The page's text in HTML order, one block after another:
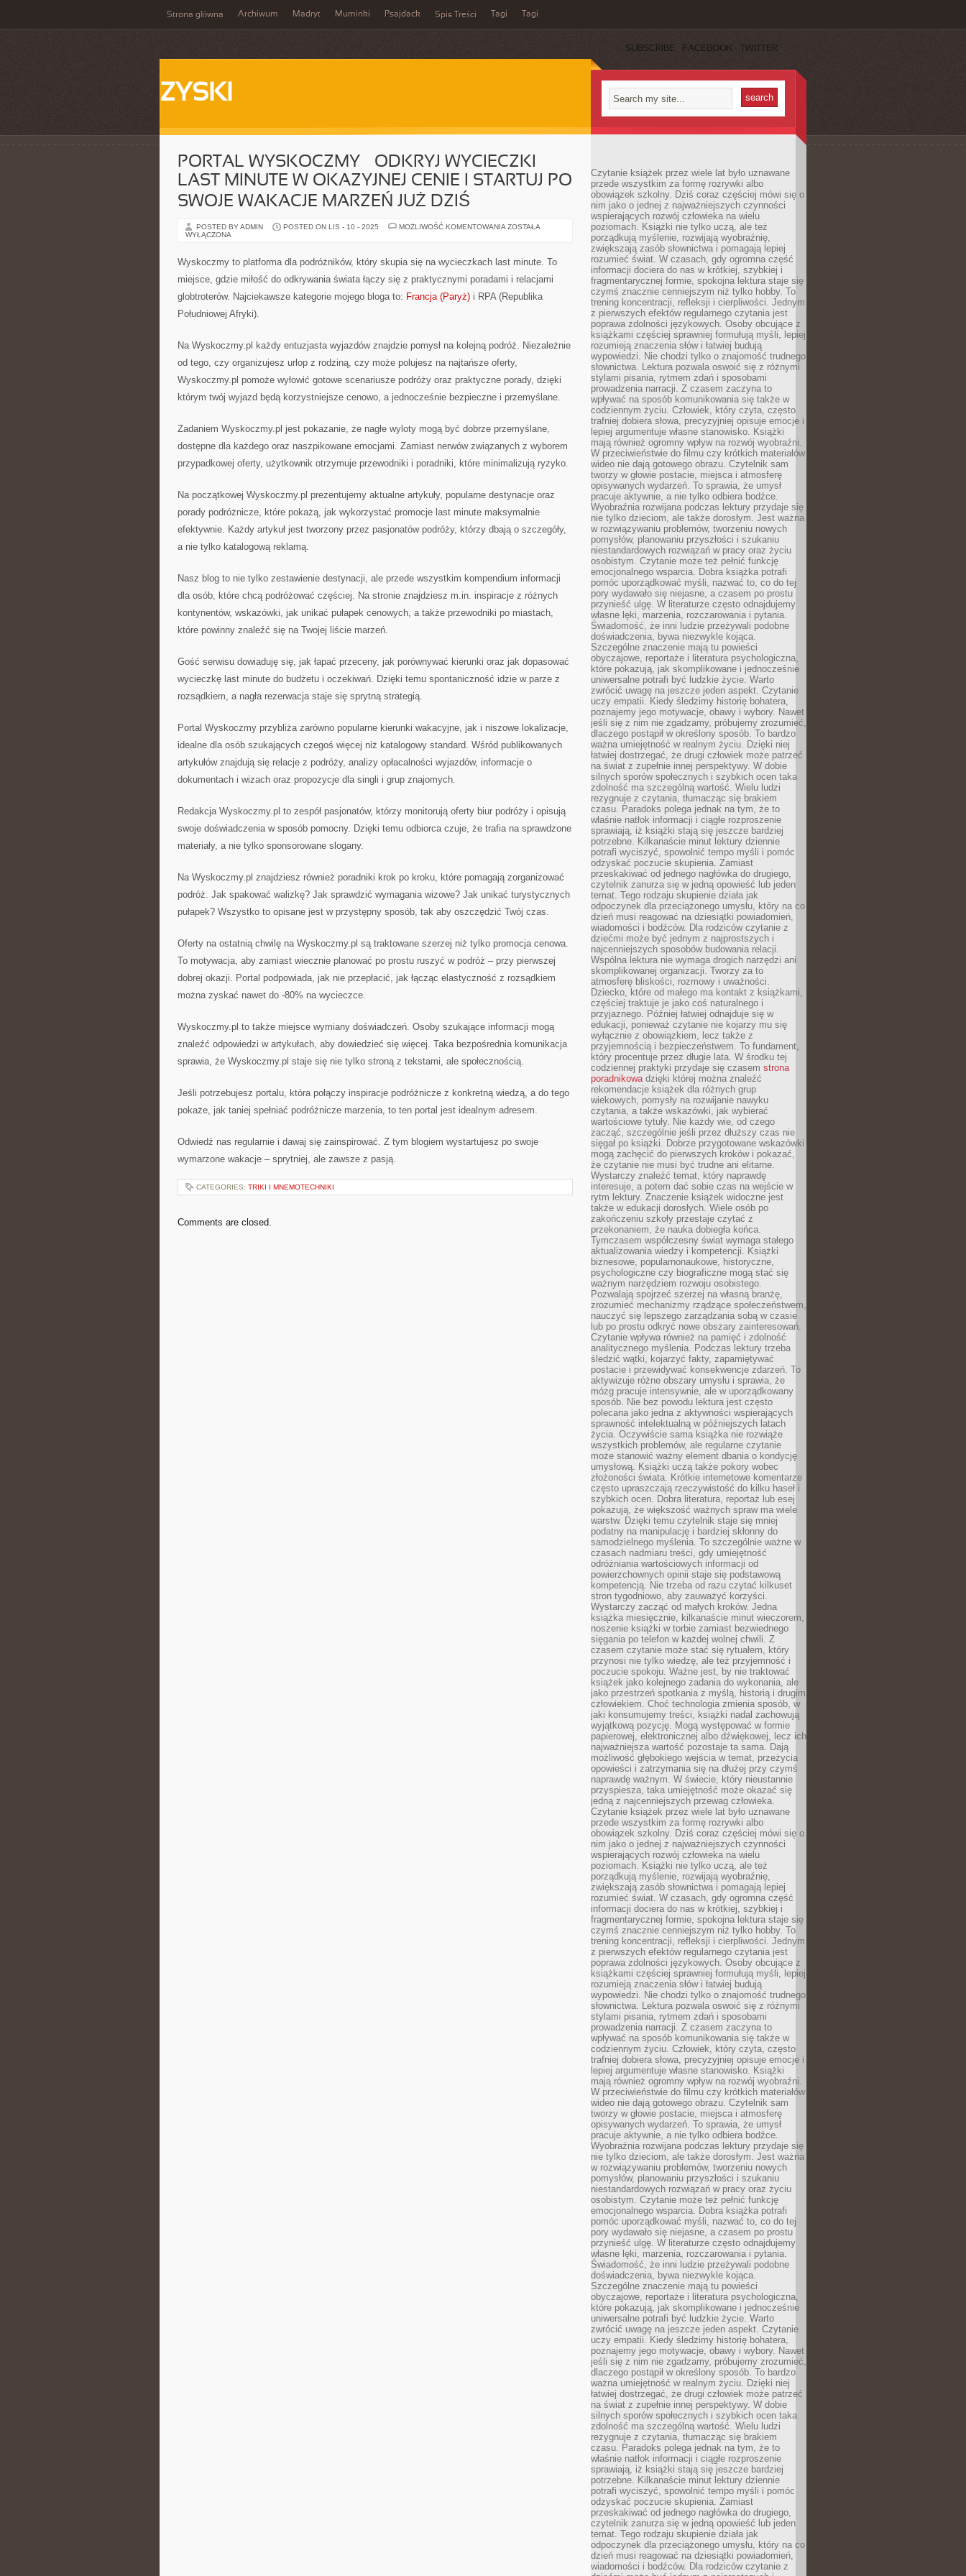
Strona główna Archiwum Madryt Muminki Psajdack Spis Treści Tagi Tagi
SUBSCRIBE FACEBOOK TWITTER
ZYSKI
PORTAL WYSKOCZMY – ODKRYJ WYCIECZKI
LAST MINUTE W OKAZYJNEJ CENIE I STARTUJ PO
SWOJE WAKACJE MARZEŃ JUŻ DZIŚ
POSTED BY ADMIN POSTED ON LIS - 10 - 2025 MOŻLIWOŚĆ KOMENTOWANIA PORTAL
WYCIECZKI
LAST
W
CENIE
MARZEŃ
DZIŚ
ZOSTAŁA
WYŁĄCZONA
Wyskoczmy to platforma dla podróżników, który skupia się na wycieczkach last minute. To
miejsce, gdzie miłość do odkrywania świata łączy się z praktycznymi poradami i relacjami
globtroterów. Najciekawsze kategorie mojego bloga to: Francja (Paryż) i RPA (Republika
Południowej Afryki).
Na Wyskoczmy.pl każdy entuzjasta wyjazdów znajdzie pomysł na kolejną podróż. Niezależnie
od tego, czy organizujesz urlop z rodziną, czy może polujesz na najtańsze oferty,
Wyskoczmy.pl pomoże wyłowić gotowe scenariusze podróży oraz praktyczne porady, dzięki
którym twój wyjazd będą korzystniejsze cenowo, a jednocześnie bezpieczne i przemyślane.
Zadaniem Wyskoczmy.pl jest pokazanie, że nagłe wyloty mogą być dobrze przemyślane,
dostępne dla każdego oraz naszpikowane emocjami. Zamiast nerwów związanych z wyborem
przypadkowej oferty, użytkownik otrzymuje przewodniki i poradniki, które minimalizują ryzyko.
Na początkowej Wyskoczmy.pl prezentujemy aktualne artykuły, popularne destynacje oraz
porady podróżnicze, które pokażą, jak wykorzystać promocje last minute maksymalnie
efektywnie. Każdy artykuł jest tworzony przez pasjonatów podróży, którzy dbają o szczegóły,
a nie tylko katalogową reklamą.
Nasz blog to nie tylko zestawienie destynacji, ale przede wszystkim kompendium informacji
dla osób, które chcą podróżować częściej. Na stronie znajdziesz m.in. inspiracje z różnych
kontynentów, wskazówki, jak unikać pułapek cenowych, a także przewodniki po miastach,
które powinny znaleźć się na Twojej liście marzeń.
Gość serwisu dowiaduję się, jak łapać przeceny, jak porównywać kierunki oraz jak dopasować
wycieczkę last minute do budżetu i oczekiwań. Dzięki temu spontaniczność idzie w parze z
rozsądkiem, a nagła rezerwacja staje się sprytną strategią.
Portal Wyskoczmy przybliża zarówno popularne kierunki wakacyjne, jak i niszowe lokalizacje,
idealne dla osób szukających czegoś więcej niż katalogowy standard. Wśród publikowanych
artykułów znajdują się relacje z podróży, analizy opłacalności wyjazdów, informacje o
dokumentach i wizach oraz propozycje dla singli i grup znajomych.
Redakcja Wyskoczmy.pl to zespół pasjonatów, którzy monitorują oferty biur podróży i opisują
swoje doświadczenia w sposób pomocny. Dzięki temu odbiorca czuje, że trafia na sprawdzone
materiały, a nie tylko sponsorowane slogany.
Na Wyskoczmy.pl znajdziesz również poradniki krok po kroku, które pomagają zorganizować
podróż. Jak spakować walizkę? Jak sprawdzić wymagania wizowe? Jak unikać turystycznych
pułapek? Wszystko to opisane jest w przystępny sposób, tak aby oszczędzić Twój czas.
Oferty na ostatnią chwilę na Wyskoczmy.pl są traktowane szerzej niż tylko promocja cenowa.
To motywacja, aby zamiast wiecznie planować po prostu ruszyć w podróż – przy pierwszej
dobrej okazji. Portal podpowiada, jak nie przepłacić, jak łącząc elastyczność z rozsądkiem
można zyskać nawet do -80% na wycieczce.
Wyskoczmy.pl to także miejsce wymiany doświadczeń. Osoby szukające informacji mogą
znaleźć odpowiedzi w artykułach, aby dowiedzieć się więcej. Taka bezpośrednia komunikacja
sprawia, że Wyskoczmy.pl staje się nie tylko stroną z tekstami, ale społecznością.
Jeśli potrzebujesz portalu, która połączy inspiracje podróżnicze z konkretną wiedzą, a do tego
pokaże, jak taniej spełniać podróżnicze marzenia, to ten portal jest idealnym adresem.
Odwiedź nas regularnie i dawaj się zainspirować. Z tym blogiem wystartujesz po swoje
wymarzone wakacje – sprytniej, ale zawsze z pasją.
CATEGORIES: TRIKI I MNEMOTECHNIKI
Comments are closed.
Czytanie książek przez wiele lat było uznawane
przede wszystkim za formę rozrywki albo
obowiązek szkolny. Dziś coraz częściej mówi się o
nim jako o jednej z najważniejszych czynności
wspierających rozwój człowieka na wielu
poziomach. Książki nie tylko uczą, ale też
porządkują myślenie, rozwijają wyobraźnię,
zwiększają zasób słownictwa i pomagają lepiej
rozumieć świat. W czasach, gdy ogromna część
informacji dociera do nas w krótkiej, szybkiej i
fragmentarycznej formie, spokojna lektura staje się
czymś znacznie cenniejszym niż tylko hobby. To
trening koncentracji, refleksji i cierpliwości. Jednym
z pierwszych efektów regularnego czytania jest
poprawa zdolności językowych. Osoby obcujące z
książkami częściej sprawniej formułują myśli, lepiej
rozumieją znaczenia słów i łatwiej budują
wypowiedzi. Nie chodzi tylko o znajomość trudnego
słownictwa. Lektura pozwala oswoić się z różnymi
stylami pisania, rytmem zdań i sposobami
prowadzenia narracji. Z czasem zaczyna to
wpływać na sposób komunikowania się także w
codziennym życiu. Człowiek, który czyta, często
trafniej dobiera słowa, precyzyjniej opisuje emocje i
lepiej argumentuje własne stanowisko. Książki
mają również ogromny wpływ na rozwój wyobraźni.
W przeciwieństwie do filmu czy krótkich materiałów
wideo nie dają gotowego obrazu. Czytelnik sam
tworzy w głowie postacie, miejsca i atmosferę
opisywanych wydarzeń. To sprawia, że umysł
pracuje aktywnie, a nie tylko odbiera bodźce.
Wyobraźnia rozwijana podczas lektury przydaje się
nie tylko dzieciom, ale także dorosłym. Jest ważna
w rozwiązywaniu problemów, tworzeniu nowych
pomysłów, planowaniu przyszłości i szukaniu
niestandardowych rozwiązań w pracy oraz życiu
osobistym. Czytanie może też pełnić funkcję
emocjonalnego wsparcia. Dobra książka potrafi
pomóc uporządkować myśli, nazwać to, co do tej
pory wydawało się niejasne, a czasem po prostu
przynieść ulgę. W literaturze często odnajdujemy
własne lęki, marzenia, rozczarowania i pytania.
Świadomość, że inni ludzie przeżywali podobne
doświadczenia, bywa niezwykle kojąca.
Szczególne znaczenie mają tu powieści
obyczajowe, reportaże i literatura psychologiczna,
które pokazują, jak skomplikowane i jednocześnie
uniwersalne potrafi być ludzkie życie. Warto
zwrócić uwagę na jeszcze jeden aspekt. Czytanie
uczy empatii. Kiedy śledzimy historię bohatera,
poznajemy jego motywacje, obawy i wybory. Nawet
jeśli się z nim nie zgadzamy, próbujemy zrozumieć,
dlaczego postąpił w określony sposób. To bardzo
ważna umiejętność w realnym życiu. Dzięki niej
łatwiej dostrzegać, że drugi człowiek może patrzeć
na świat z zupełnie innej perspektywy. W dobie
silnych sporów społecznych i szybkich ocen taka
zdolność ma szczególną wartość. Wielu ludzi
rezygnuje z czytania, tłumacząc się brakiem
czasu. Paradoks polega jednak na tym, że to
właśnie natłok informacji i ciągłe rozproszenie
sprawiają, iż książki stają się jeszcze bardziej
potrzebne. Kilkanaście minut lektury dziennie
potrafi wyciszyć, spowolnić tempo myśli i pomóc
odzyskać poczucie skupienia. Zamiast
przeskakiwać od jednego nagłówka do drugiego,
czytelnik zanurza się w jedną opowieść lub jeden
temat. Tego rodzaju skupienie działa jak
odpoczynek dla przeciążonego umysłu, który na co
dzień musi reagować na dziesiątki powiadomień,
wiadomości i bodźców. Dla rodziców czytanie z
dziećmi może być jednym z najprostszych i
najcenniejszych sposobów budowania relacji.
Wspólna lektura nie wymaga drogich narzędzi ani
skomplikowanej organizacji. Tworzy za to
atmosferę bliskości, rozmowy i uważności.
Dziecko, które od małego ma kontakt z książkami,
częściej traktuje je jako coś naturalnego i
przyjaznego. Później łatwiej odnajduje się w
edukacji, ponieważ czytanie nie kojarzy mu się
wyłącznie z obowiązkiem, lecz także z
przyjemnością i bezpieczeństwem. To fundament,
który procentuje przez długie lata. W środku tej
codziennej praktyki przydaje się czasem strona
poradnikowadzięki której można znaleźć
rekomendacje książek dla różnych grup
wiekowych, pomysły na rozwijanie nawyku
czytania, a także wskazówki, jak wybierać
wartościowe tytuły. Nie każdy wie, od czego
zacząć, szczególnie jeśli przez dłuższy czas nie
sięgał po książki. Dobrze przygotowane wskazówki
mogą zachęcić do pierwszych kroków i pokazać,
że czytanie nie musi być trudne ani elitarne.
Wystarczy znaleźć temat, który naprawdę
interesuje, a potem dać sobie czas na wejście w
rytm lektury. Znaczenie książek widoczne jest
także w edukacji dorosłych. Wiele osób po
zakończeniu szkoły przestaje czytać z
przekonaniem, że nauka dobiegła końca.
Tymczasem współczesny świat wymaga stałego
aktualizowania wiedzy i kompetencji. Książki
biznesowe, popularnonaukowe, historyczne,
psychologiczne czy biograficzne mogą stać się
ważnym narzędziem rozwoju osobistego.
Pozwalają spojrzeć szerzej na własną branżę,
zrozumieć mechanizmy rządzące społeczeństwem,
nauczyć się lepszego zarządzania sobą w czasie
lub po prostu odkryć nowe obszary zainteresowań.
Czytanie wpływa również na pamięć i zdolność
analitycznego myślenia. Podczas lektury trzeba
śledzić wątki, kojarzyć fakty, zapamiętywać
postacie i przewidywać konsekwencje zdarzeń. To
aktywizuje różne obszary umysłu i sprawia, że
mózg pracuje intensywnie, ale w uporządkowany
sposób. Nie bez powodu lektura jest często
polecana jako jedna z aktywności wspierających
sprawność intelektualną w późniejszych latach
życia. Oczywiście sama książka nie rozwiąże
wszystkich problemów, ale regularne czytanie
może stanowić ważny element dbania o kondycję
umysłową. Książki uczą także pokory wobec
złożoności świata. Krótkie internetowe komentarze
często upraszczają rzeczywistość do kilku haseł i
szybkich ocen. Dobra literatura, reportaż lub esej
pokazują, że większość ważnych spraw ma wiele
warstw. Dzięki temu czytelnik staje się mniej
podatny na manipulację i bardziej skłonny do
samodzielnego myślenia. To szczególnie ważne w
czasach nadmiaru treści, gdy umiejętność
odróżniania wartościowych informacji od
powierzchownych opinii staje się podstawową
kompetencją. Nie trzeba od razu czytać kilkuset
stron tygodniowo, aby zauważyć korzyści.
Wystarczy zacząć od małych kroków. Jedna
książka miesięcznie, kilkanaście minut wieczorem,
noszenie książki w torbie zamiast bezwiednego
sięgania po telefon w każdej wolnej chwili. Z
czasem czytanie może stać się rytuałem, który
przynosi nie tylko wiedzę, ale też przyjemność i
poczucie spokoju. Ważne jest, by nie traktować
książek jako kolejnego zadania do wykonania, ale
jako przestrzeń spotkania z myślą, historią i drugim
człowiekiem. Choć technologia zmienia sposób, w
jaki konsumujemy treści, książki nadal zachowują
wyjątkową pozycję. Mogą występować w formie
papierowej, elektronicznej albo dźwiękowej, lecz ich
najważniejsza wartość pozostaje ta sama. Dają
możliwość głębokiego wejścia w temat, przeżycia
opowieści i zatrzymania się na dłużej przy czymś
naprawdę ważnym. W świecie, który nieustannie
przyspiesza, taka umiejętność może okazać się
jedną z najcenniejszych przewag człowieka.
Czytanie książek przez wiele lat było uznawane
przede wszystkim za formę rozrywki albo
obowiązek szkolny. Dziś coraz częściej mówi się o
nim jako o jednej z najważniejszych czynności
wspierających rozwój człowieka na wielu
poziomach. Książki nie tylko uczą, ale też
porządkują myślenie, rozwijają wyobraźnię,
zwiększają zasób słownictwa i pomagają lepiej
rozumieć świat. W czasach, gdy ogromna część
informacji dociera do nas w krótkiej, szybkiej i
fragmentarycznej formie, spokojna lektura staje się
czymś znacznie cenniejszym niż tylko hobby. To
trening koncentracji, refleksji i cierpliwości. Jednym
z pierwszych efektów regularnego czytania jest
poprawa zdolności językowych. Osoby obcujące z
książkami częściej sprawniej formułują myśli, lepiej
rozumieją znaczenia słów i łatwiej budują
wypowiedzi. Nie chodzi tylko o znajomość trudnego
słownictwa. Lektura pozwala oswoić się z różnymi
stylami pisania, rytmem zdań i sposobami
prowadzenia narracji. Z czasem zaczyna to
wpływać na sposób komunikowania się także w
codziennym życiu. Człowiek, który czyta, często
trafniej dobiera słowa, precyzyjniej opisuje emocje i
lepiej argumentuje własne stanowisko. Książki
mają również ogromny wpływ na rozwój wyobraźni.
W przeciwieństwie do filmu czy krótkich materiałów
wideo nie dają gotowego obrazu. Czytelnik sam
tworzy w głowie postacie, miejsca i atmosferę
opisywanych wydarzeń. To sprawia, że umysł
pracuje aktywnie, a nie tylko odbiera bodźce.
Wyobraźnia rozwijana podczas lektury przydaje się
nie tylko dzieciom, ale także dorosłym. Jest ważna
w rozwiązywaniu problemów, tworzeniu nowych
pomysłów, planowaniu przyszłości i szukaniu
niestandardowych rozwiązań w pracy oraz życiu
osobistym. Czytanie może też pełnić funkcję
emocjonalnego wsparcia. Dobra książka potrafi
pomóc uporządkować myśli, nazwać to, co do tej
pory wydawało się niejasne, a czasem po prostu
przynieść ulgę. W literaturze często odnajdujemy
własne lęki, marzenia, rozczarowania i pytania.
Świadomość, że inni ludzie przeżywali podobne
doświadczenia, bywa niezwykle kojąca.
Szczególne znaczenie mają tu powieści
obyczajowe, reportaże i literatura psychologiczna,
które pokazują, jak skomplikowane i jednocześnie
uniwersalne potrafi być ludzkie życie. Warto
zwrócić uwagę na jeszcze jeden aspekt. Czytanie
uczy empatii. Kiedy śledzimy historię bohatera,
poznajemy jego motywacje, obawy i wybory. Nawet
jeśli się z nim nie zgadzamy, próbujemy zrozumieć,
dlaczego postąpił w określony sposób. To bardzo
ważna umiejętność w realnym życiu. Dzięki niej
łatwiej dostrzegać, że drugi człowiek może patrzeć
na świat z zupełnie innej perspektywy. W dobie
silnych sporów społecznych i szybkich ocen taka
zdolność ma szczególną wartość. Wielu ludzi
rezygnuje z czytania, tłumacząc się brakiem
czasu. Paradoks polega jednak na tym, że to
właśnie natłok informacji i ciągłe rozproszenie
sprawiają, iż książki stają się jeszcze bardziej
potrzebne. Kilkanaście minut lektury dziennie
potrafi wyciszyć, spowolnić tempo myśli i pomóc
odzyskać poczucie skupienia. Zamiast
przeskakiwać od jednego nagłówka do drugiego,
czytelnik zanurza się w jedną opowieść lub jeden
temat. Tego rodzaju skupienie działa jak
odpoczynek dla przeciążonego umysłu, który na co
dzień musi reagować na dziesiątki powiadomień,
wiadomości i bodźców. Dla rodziców czytanie z